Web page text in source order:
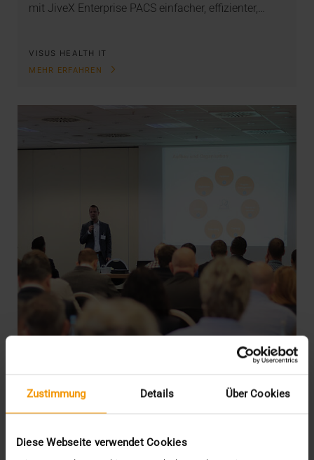
Zustimmung Details Über Cookies
Diese Webseite verwendet Cookies
mit JiveX Enterprise PACS einfacher, effizienter,…
VISUS HEALTH IT
MEHR ERFAHREN
EVENTS·NEWS
Voller Saal, volles Programm
10.09.2018